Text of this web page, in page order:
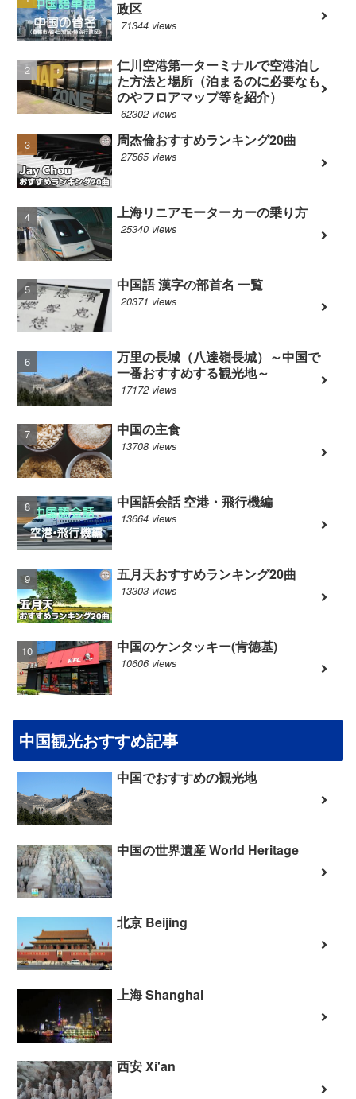
政区
71344 views
仁川空港第一ターミナルで空港泊し
た方法と場所（泊まるのに必要なも
のやフロアマップ等を紹介）
62302 views
周杰倫おすすめランキング20曲
27565 views
上海リニアモーターカーの乗り方
25340 views
中国語 漢字の部首名 一覧
20371 views
万里の長城（八達嶺長城）～中国で
一番おすすめする観光地～
17172 views
中国の主食
13708 views
中国語会話 空港・飛行機編
13664 views
五月天おすすめランキング20曲
13303 views
中国のケンタッキー(肯德基)
10606 views
中国観光おすすめ記事
中国でおすすめの観光地
中国の世界遺産 World Heritage
北京 Beijing
上海 Shanghai
西安 Xi'an